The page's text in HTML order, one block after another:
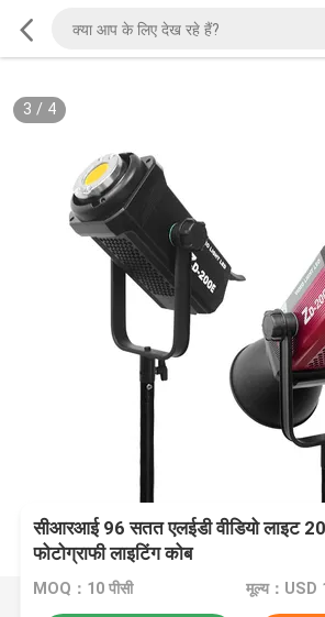
3 / 4
सीआरआई 96 सतत एलईडी वीडियो लाइट
फोटोग्राफी लाइटिंग कोब
MOQ：10 पीसी